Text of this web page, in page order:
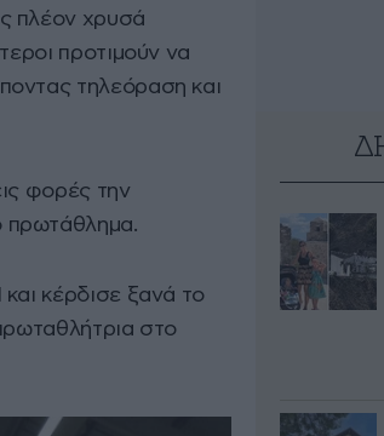
πλέον χρυσά
προτιμούν να
τηλεόραση και
φορές την
πρωτάθλημα.
κέρδισε ξανά το
στο